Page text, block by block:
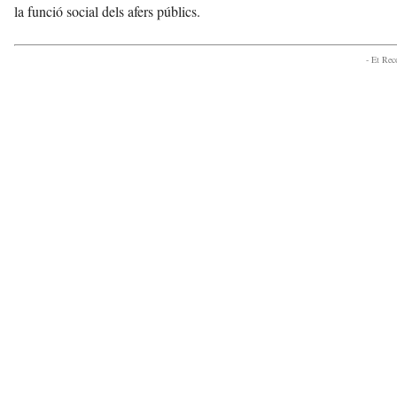
la funció social dels afers públics.
- Et